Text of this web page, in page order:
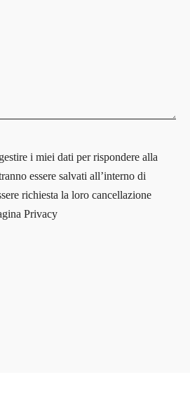
i miei dati per rispondere alla
essere salvati all’interno di
richiesta la loro cancellazione
Privacy